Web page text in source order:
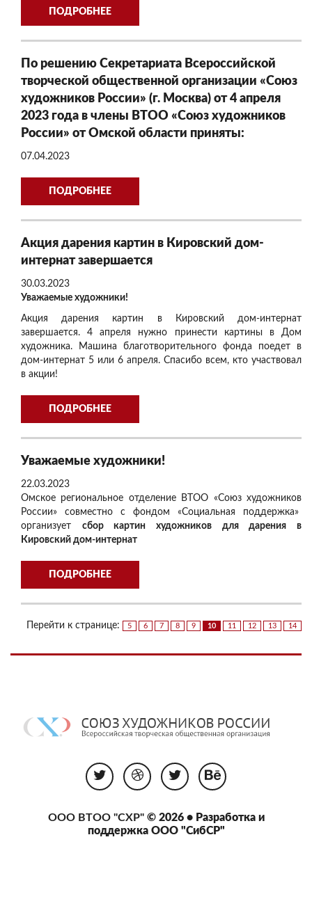
ПОДРОБНЕЕ
По решению Секретариата Всероссийской
творческой общественной организации «Союз
художников России» (г. Москва) от 4 апреля
2023 года в члены ВТОО «Союз художников
России» от Омской области приняты:
07.04.2023
ПОДРОБНЕЕ
Акция дарения картин в Кировский дом-
интернат завершается
30.03.2023
Уважаемые художники!
Акция дарения картин в Кировский дом-интернат
завершается. 4 апреля нужно принести картины в Дом
художника. Машина благотворительного фонда поедет в
дом-интернат 5 или 6 апреля. Спасибо всем, кто участвовал
в акции!
ПОДРОБНЕЕ
Уважаемые художники!
22.03.2023
Омское региональное отделение ВТОО «Союз художников
России» совместно с фондом «Социальная поддержка»
организует сбор картин художников для дарения в
Кировский дом-интернат
ПОДРОБНЕЕ
Перейти к странице: 5 6 7 8 9 10 11 12 13 14
ООО ВТОО "СХР"© 2026 • Разработка и
поддержка ООО "СибСР"